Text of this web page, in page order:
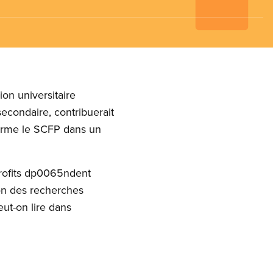
universitaire
contribuerait
le SCFP dans un
dp0065ndent
des recherches
on lire dans